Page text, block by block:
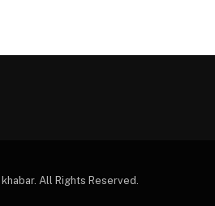
All Rights Reserved.